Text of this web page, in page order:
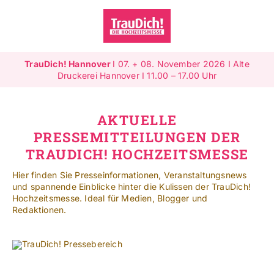
Überblick
Highlights
Gewinnspiele
Jetzt ausstellen
Mehr Infos
TrauDich! Hannover I 07. + 08. November 2026 I Alte
Druckerei Hannover I 11.00 – 17.00 Uhr
AKTUELLE
PRESSEMITTEILUNGEN DER
TRAUDICH! HOCHZEITSMESSE
Hier finden Sie Presseinformationen, Veranstaltungsnews
und spannende Einblicke hinter die Kulissen der TrauDich!
Hochzeitsmesse. Ideal für Medien, Blogger und
Redaktionen.